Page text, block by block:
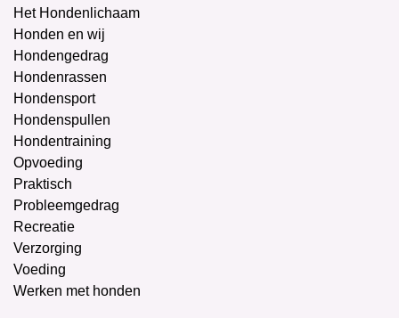
Het Hondenlichaam
Honden en wij
Hondengedrag
Hondenrassen
Hondensport
Hondenspullen
Hondentraining
Opvoeding
Praktisch
Probleemgedrag
Recreatie
Verzorging
Voeding
Werken met honden